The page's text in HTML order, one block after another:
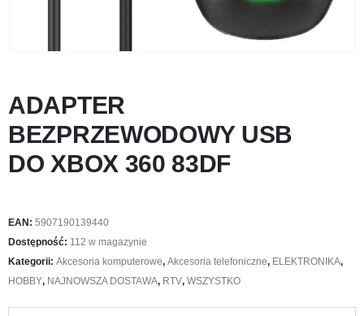
ADAPTER
BEZPRZEWODOWY USB
DO XBOX 360 83DF
EAN: 5907190139440
Dostępność: 112 w magazynie
Kategorii: Akcesoria komputerowe, Akcesoria telefoniczne, ELEKTRONIKA,
HOBBY, NAJNOWSZA DOSTAWA, RTV, WSZYSTKO